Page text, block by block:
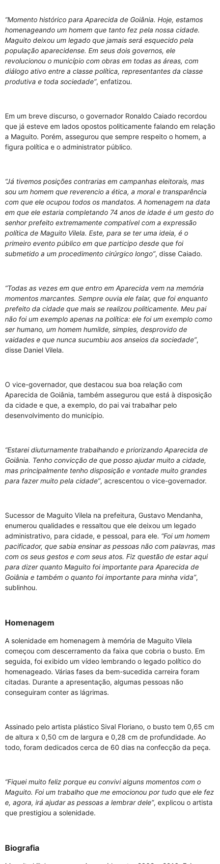
“Momento histórico para Aparecida de Goiânia. Hoje, estamos
homenageando um homem que tanto fez pela nossa cidade.
Maguito deixou um legado que jamais será esquecido pela
população aparecidense. Em seus dois governos, ele
revolucionou o município com obras em todas as áreas, com
diálogo ativo entre a classe política, representantes da classe
produtiva e toda sociedade”, enfatizou.
Em um breve discurso, o governador Ronaldo Caiado recordou
que já esteve em lados opostos politicamente falando em relação
a Maguito. Porém, assegurou que sempre respeito o homem, a
figura política e o administrator público.
“Já tivemos posições contrarias em campanhas eleitorais, mas
sou um homem que reverencio a ética, a moral e transparência
com que ele ocupou todos os mandatos. A homenagem na data
em que ele estaria completando 74 anos de idade é um gesto do
senhor prefeito extremamente compatível com a expressão
política de Maguito Vilela. Este, para se ter uma ideia, é o
primeiro evento público em que participo desde que foi
submetido a um procedimento cirúrgico longo”, disse Caiado.
“Todas as vezes em que entro em Aparecida vem na memória
momentos marcantes. Sempre ouvia ele falar, que foi enquanto
prefeito da cidade que mais se realizou politicamente. Meu pai
não foi um exemplo apenas na política: ele foi um exemplo como
ser humano, um homem humilde, simples, desprovido de
vaidades e que nunca sucumbiu aos anseios da sociedade”,
disse Daniel Vilela.
O vice-governador, que destacou sua boa relação com
Aparecida de Goiânia, também assegurou que está à disposição
da cidade e que, a exemplo, do pai vai trabalhar pelo
desenvolvimento do município.
“Estarei diuturnamente trabalhando e priorizando Aparecida de
Goiânia. Tenho convicção de que posso ajudar muito a cidade,
mas principalmente tenho disposição e vontade muito grandes
para fazer muito pela cidade”, acrescentou o vice-governador.
Sucessor de Maguito Vilela na prefeitura, Gustavo Mendanha,
enumerou qualidades e ressaltou que ele deixou um legado
administrativo, para cidade, e pessoal, para ele. “Foi um homem
pacificador, que sabia ensinar as pessoas não com palavras, mas
com os seus gestos e com seus atos. Fiz questão de estar aqui
para dizer quanto Maguito foi importante para Aparecida de
Goiânia e também o quanto foi importante para minha vida”,
sublinhou.
Homenagem
A solenidade em homenagem à memória de Maguito Vilela
começou com descerramento da faixa que cobria o busto. Em
seguida, foi exibido um vídeo lembrando o legado político do
homenageado. Várias fases da bem-sucedida carreira foram
citadas. Durante a apresentação, algumas pessoas não
conseguiram conter as lágrimas.
Assinado pelo artista plástico Sival Floriano, o busto tem 0,65 cm
de altura x 0,50 cm de largura e 0,28 cm de profundidade. Ao
todo, foram dedicados cerca de 60 dias na confecção da peça.
“Fiquei muito feliz porque eu convivi alguns momentos com o
Maguito. Foi um trabalho que me emocionou por tudo que ele fez
e, agora, irá ajudar as pessoas a lembrar dele”, explicou o artista
que prestigiou a solenidade.
Biografia